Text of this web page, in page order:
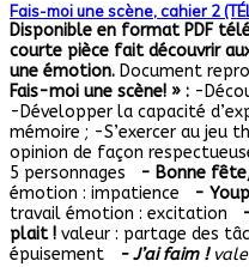
Fais-moi une scène, cahier 2
Disponible en format PDF
courte pièce fait découvrir
une émotion. Document
Fais-moi une scène! » : -
-Développer la capacité
mémoire ; -S’exercer au jeu
opinion de façon
5 personnages
- Bonne
émotion : impatience
-
travail émotion : excitation
plait ! valeur : partage des
épuisement
- J’ai faim !